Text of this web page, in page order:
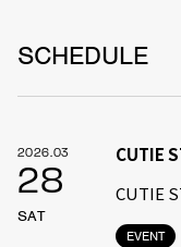
SCHEDULE
2026.03
28
SAT
EVENT
CUTIE
CUTIE